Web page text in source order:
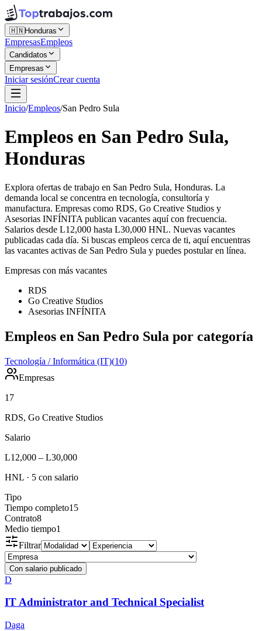
🇭🇳Honduras
EmpresasEmpleos
Candidatos
Empresas
Iniciar sesiónCrear cuenta
Inicio/Empleos/San Pedro Sula
Empleos en San Pedro Sula,
Honduras
Explora ofertas de trabajo en San Pedro Sula, Honduras. La
demanda local se concentra en tecnología, consultoría y
manufactura. Empresas como RDS, Go Creative Studios y
Asesorias INFÍNITA publican vacantes aquí con frecuencia.
Salarios desde L12,000 hasta L30,000 HNL. Nuevas vacantes
publicadas cada día. Si buscas empleos cerca de ti, aquí encuentras
las vacantes activas de San Pedro Sula y puedes postular en línea.
Empresas con más vacantes
RDS
Go Creative Studios
Asesorias INFÍNITA
Empleos en San Pedro Sula por categoría
Tecnología / Informática (IT)(10)
Empresas
17
RDS, Go Creative Studios
Salario
L12,000 – L30,000
HNL · 5 con salario
Tipo
Tiempo completo15
Contrato8
Medio tiempo1
Filtrar
Con salario publicado
D
IT Administrator and Technical Specialist
Daga